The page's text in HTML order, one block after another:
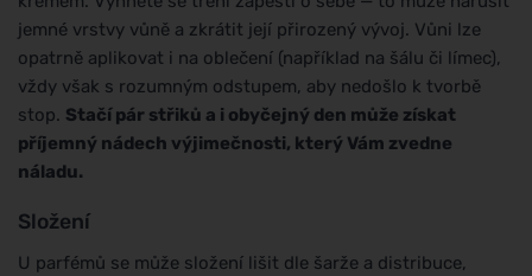
jemné vrstvy vůně a zkrátit její přirozený vývoj. Vůni lze
opatrně aplikovat i na oblečení (například na šálu či límec),
vždy však s rozumným odstupem, aby nedošlo k tvorbě
stop. Stačí pár střiků a i obyčejný den může získat
příjemný nádech výjimečnosti, který Vám zvedne
náladu.
Složení
U parfémů se může složení lišit dle šarže a distribuce,